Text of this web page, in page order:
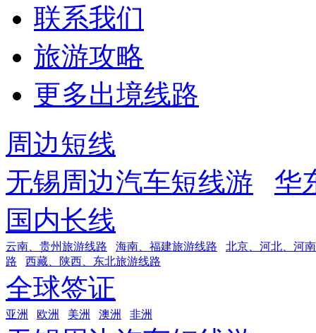
联系我们
旅游攻略
更多出境线路
周边短线
无锡周边汽车短线游
华
国内长线
云南、贵州旅游线路 海南、福建旅游线路
北京、河北、河
路
西藏、陕西、东北旅游线路
全球签证
亚洲 欧洲 美洲 澳洲 非洲